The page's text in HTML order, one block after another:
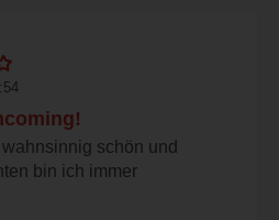
schön und
bin ich immer